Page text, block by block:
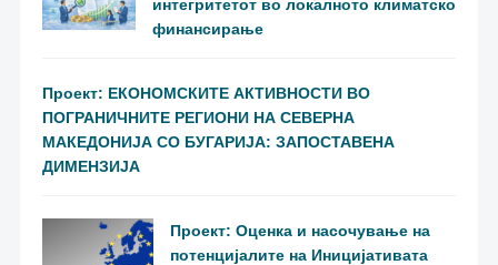
интегритетот во локалното климатско
финансирање
Проект: ЕКОНОМСКИТЕ АКТИВНОСТИ ВО
ПОГРАНИЧНИТЕ РЕГИОНИ НА СЕВЕРНА
МАКЕДОНИЈА СО БУГАРИЈА: ЗАПОСТАВЕНА
ДИМЕНЗИЈА
Проект: Оценка и насочување на
потенцијалите на Иницијативата